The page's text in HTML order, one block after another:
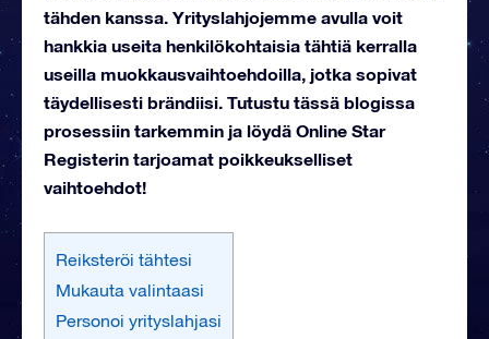
tähden kanssa. Yrityslahjojemme avulla voit
hankkia useita henkilökohtaisia tähtiä kerralla
useilla muokkausvaihtoehdoilla, jotka sopivat
täydellisesti brändiisi. Tutustu tässä blogissa
prosessiin tarkemmin ja löydä Online Star
Registerin tarjoamat poikkeukselliset
vaihtoehdot!
Reiksteröi tähtesi
Mukauta valintaasi
Personoi yrityslahjasi